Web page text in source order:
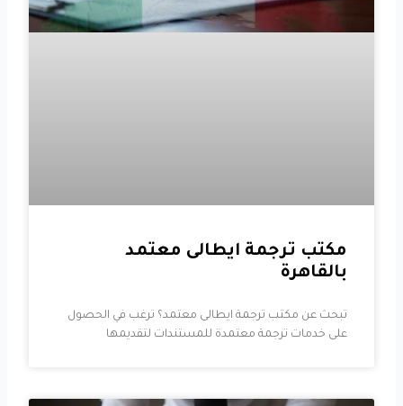
مكتب ترجمة ايطالى معتمد
بالقاهرة
تبحث عن مكتب ترجمة ايطالى معتمد؟ ترغب في الحصول
على خدمات ترجمة معتمدة للمستندات لتقديمها